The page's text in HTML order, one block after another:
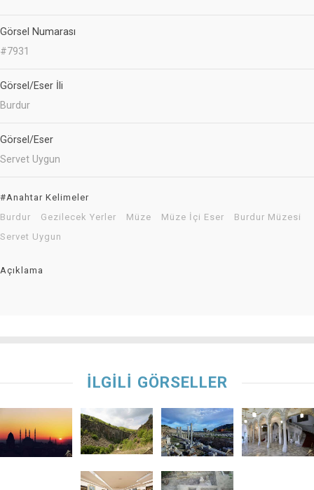
Görsel Numarası
#7931
Görsel/Eser İli
Burdur
Görsel/Eser
Servet Uygun
#Anahtar Kelimeler
Burdur
Gezilecek Yerler Müze Müze İçi Eser
Burdur Müzesi
Servet Uygun
Açıklama
İLGİLİ GÖRSELLER